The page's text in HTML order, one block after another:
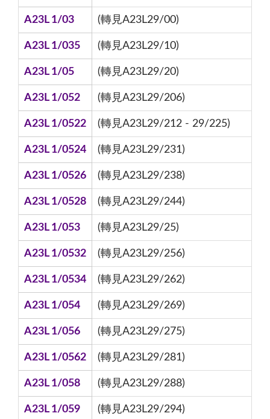
A23L 1/03 (轉見A23L29/00)
A23L 1/035 (轉見A23L29/10)
A23L 1/05 (轉見A23L29/20)
A23L 1/052 (轉見A23L29/206)
A23L 1/0522 (轉見A23L29/212 - 29/225)
A23L 1/0524 (轉見A23L29/231)
A23L 1/0526 (轉見A23L29/238)
A23L 1/0528 (轉見A23L29/244)
A23L 1/053 (轉見A23L29/25)
A23L 1/0532 (轉見A23L29/256)
A23L 1/0534 (轉見A23L29/262)
A23L 1/054 (轉見A23L29/269)
A23L 1/056 (轉見A23L29/275)
A23L 1/0562 (轉見A23L29/281)
A23L 1/058 (轉見A23L29/288)
A23L 1/059 (轉見A23L29/294)